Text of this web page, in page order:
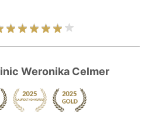
Weronika Celmer